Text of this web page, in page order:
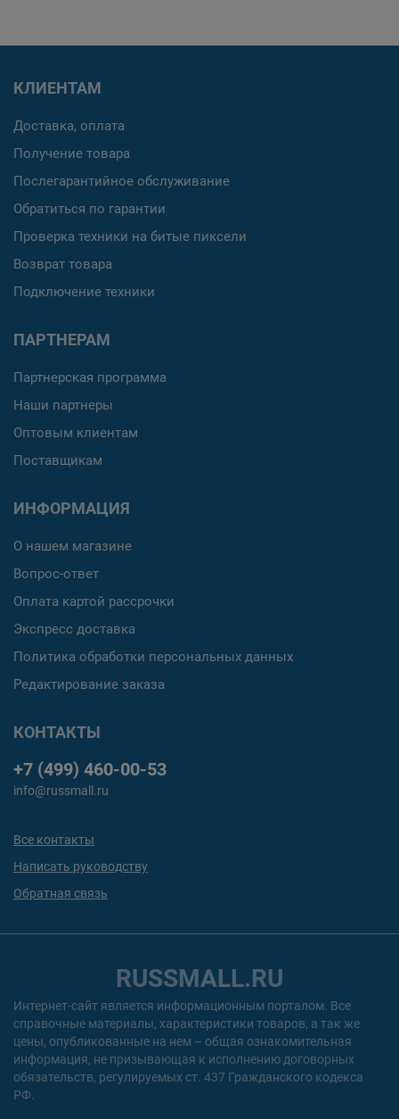
КЛИЕНТАМ
Доставка, оплата
Получение товара
Послегарантийное обслуживание
Обратиться по гарантии
Проверка техники на битые пиксели
Возврат товара
Подключение техники
ПАРТНЕРАМ
Партнерская программа
Наши партнеры
Оптовым клиентам
Поставщикам
ИНФОРМАЦИЯ
О нашем магазине
Вопрос-ответ
Оплата картой рассрочки
Экспресс доставка
Политика обработки персональных данных
Редактирование заказа
КОНТАКТЫ
+7 (499) 460-00-53
info@russmall.ru
Все контакты
Написать руководству
Обратная связь
RUSSMALL.RU
Интернет-сайт является информационным порталом. Все
справочные материалы, характеристики товаров, а так же
цены, опубликованные на нем – общая ознакомительная
информация, не призывающая к исполнению договорных
обязательств, регулируемых ст. 437 Гражданского кодекса
РФ.